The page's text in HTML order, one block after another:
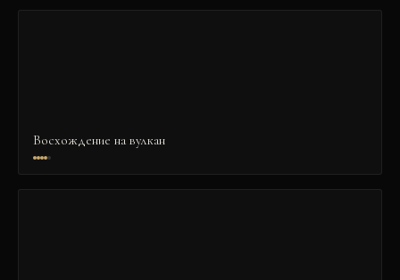
Восхождение на вулкан